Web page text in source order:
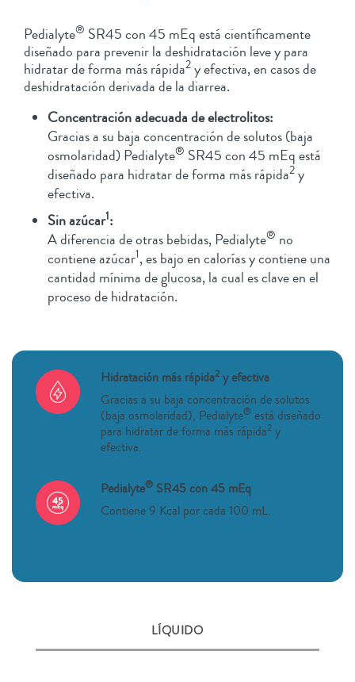
Pedialyte® SR45 con 45 mEq está científicamente
diseñado para prevenir la deshidratación leve y para
hidratar de forma más rápida2 y efectiva, en casos de
deshidratación derivada de la diarrea.
Concentración adecuada de electrolitos:
Gracias a su baja concentración de solutos (baja
osmolaridad) Pedialyte® SR45 con 45 mEq está
diseñado para hidratar de forma más rápida2 y
efectiva.
Sin azúcar1:
A diferencia de otras bebidas, Pedialyte® no
contiene azúcar1, es bajo en calorías y contiene una
cantidad mínima de glucosa, la cual es clave en el
proceso de hidratación.
Hidratación más rápida2y efectiva
Gracias a su baja concentración de solutos
(baja osmolaridad), Pedialyte® está diseñado
para hidratar de forma más rápida2y
efectiva.
Pedialyte®SR45 con 45 mEq
Contiene 9 Kcal por cada 100 mL.
LÍQUIDO